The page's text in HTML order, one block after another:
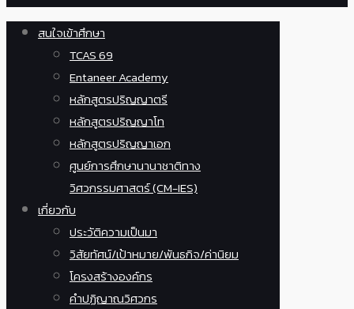
สนใจเข้าศึกษา
TCAS 69
Entaneer Academy
หลักสูตรปริญญาตรี
หลักสูตรปริญญาโท
หลักสูตรปริญญาเอก
ศูนย์การศึกษานานาชาติทาง
วิศวกรรมศาสตร์ (CM-IES)
เกี่ยวกับ
ประวัติความเป็นมา
วิสัยทัศน์/เป้าหมาย/พันธกิจ/ค่านิยม
โครงสร้างองค์กร
คำปฏิญาณวิศวกร